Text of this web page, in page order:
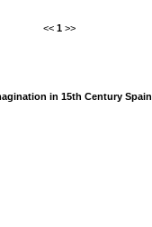
<< 1 >>
in 15th Century Spain